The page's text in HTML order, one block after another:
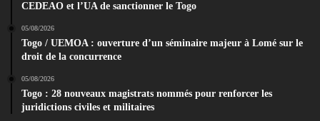
CEDEAO et l’UA de sanctionner le Togo
05/08/2026
Togo / UEMOA : ouverture d’un séminaire majeur à Lomé sur le
droit de la concurrence
05/08/2026
Togo : 28 nouveaux magistrats nommés pour renforcer les
juridictions civiles et militaires